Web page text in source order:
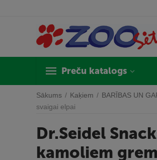
Preču katalogs
Sākums / Kaķiem / BARĪBAS UN
svaigai elpai
Dr.Seidel
kamoliem